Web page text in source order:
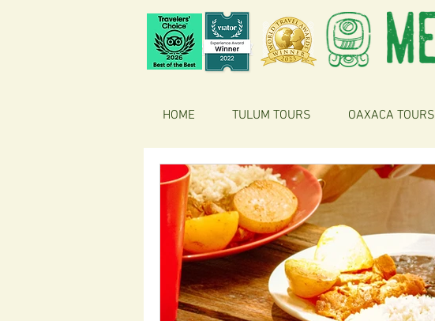
HOME TULUM TOURS OAXACA TOURS